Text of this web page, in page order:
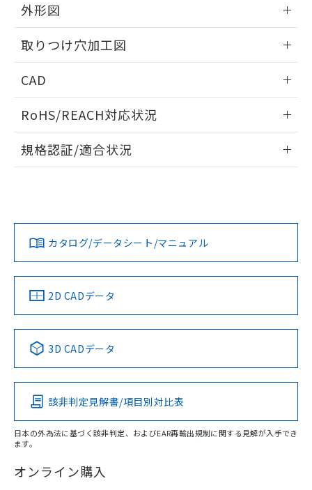
外形図
取りつけ穴加工図
CAD
ドすることができます。
ログイン/会員登録
ダウンロードデータをご利用いただく前に、以下を必ずお読
みください。
ソフトウェアの使用条件
RoHS/REACH対応状況
EU RoHS 注意事項・凡例
対応済み
中国 RoHS 注意事項・凡例
Pb Hg Cd Cr(VI)
O
在庫等で未対応品が混在する可能性があります。
規格認証/適合状況
カタログ/データシート/マニュアル
2D CADデータ
3D CADデータ
該非判定見解書/項目別対比表
日本の外為法に基づく該非判定、およびEAR再輸出規制に関する見解が入手でき
ます。
オンライン購入
の共同利用に関して"
用者の範囲」に記載されている法人を
EU RoHS指令（10物質）の非含有証明書
51物質の非含有証明書（当社基準）
※本証明書は発行日時点で非含有を証明す
物質の対応では、対応完了までの期間は出
荷製品に未対応品が混在することから備考
欄に対応日を記載しておりました。
既に当社にて対応品への在庫切替を完了